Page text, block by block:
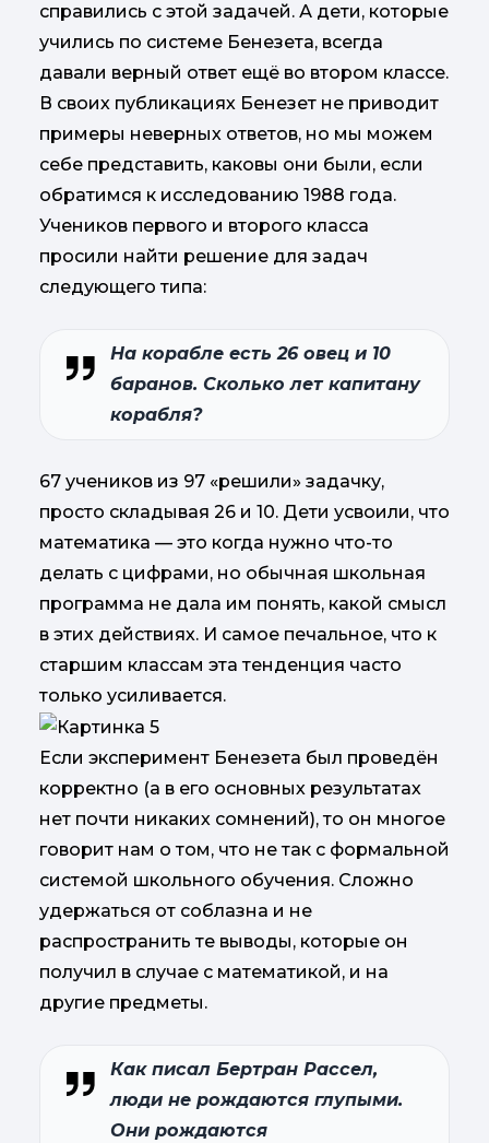
справились с этой задачей. А дети, которые
учились по системе Бенезета, всегда
давали верный ответ ещё во втором классе.
В своих публикациях Бенезет не приводит
примеры неверных ответов, но мы можем
себе представить, каковы они были, если
обратимся к исследованию 1988 года.
Учеников первого и второго класса
просили найти решение для задач
следующего типа:
На корабле есть 26 овец и 10
баранов. Сколько лет капитану
корабля?
67 учеников из 97 «решили» задачку,
просто складывая 26 и 10. Дети усвоили, что
математика — это когда нужно что-то
делать с цифрами, но обычная школьная
программа не дала им понять, какой смысл
в этих действиях. И самое печальное, что к
старшим классам эта тенденция часто
только усиливается.
Если эксперимент Бенезета был проведён
корректно (а в его основных результатах
нет почти никаких сомнений), то он многое
говорит нам о том, что не так с формальной
системой школьного обучения. Сложно
удержаться от соблазна и не
распространить те выводы, которые он
получил в случае с математикой, и на
другие предметы.
Как писал Бертран Рассел,
люди не рождаются глупыми.
Они рождаются